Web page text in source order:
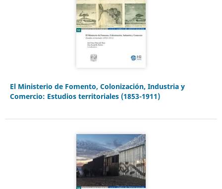
El Ministerio de Fomento, Colonización, Industria y
Comercio: Estudios territoriales (1853-1911)